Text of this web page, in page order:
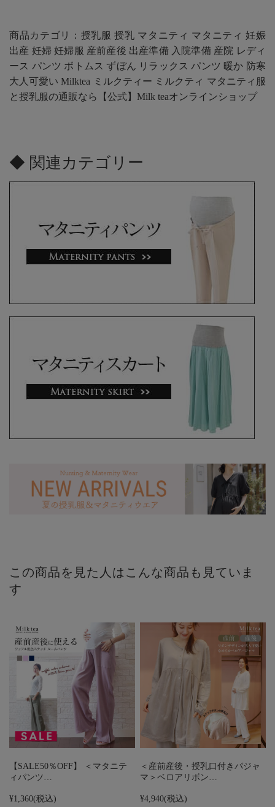
商品カテゴリ：授乳服 授乳 マタニティ マタニティ 妊娠
出産 妊婦 妊婦服 産前産後 出産準備 入院準備 産院 レディ
ース パンツ ボトムス ずぼん リラックス パンツ 暖か 防寒
大人可愛い Milktea ミルクティー ミルクティ マタニティ服
と授乳服の通販なら【公式】Milk teaオンラインショップ
◆ 関連カテゴリー
この商品を見た人はこんな商品も見ていま
す
【SALE50％OFF】 ＜マタニテ
ィパンツ…
¥1,360(税込)
＜産前産後・授乳口付きパジャ
マ＞ベロアリボン…
¥4,940(税込)